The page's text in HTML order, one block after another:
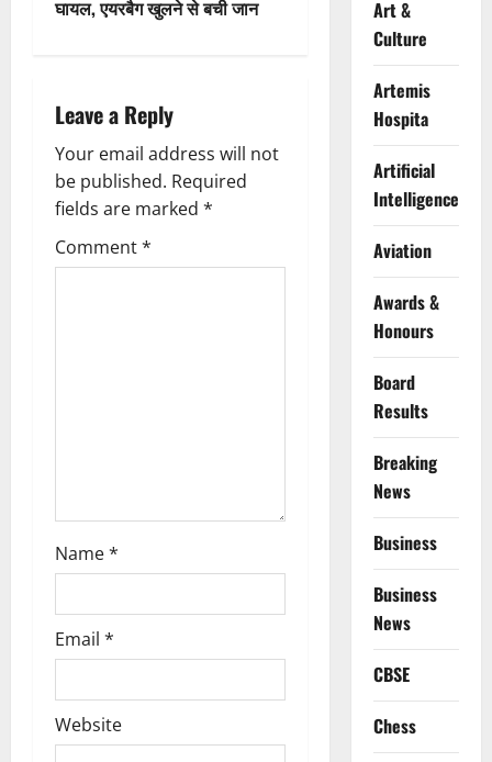
v
i
g
a
घायल, एयरबैग खुलने से बची जान
Leave a Reply
Your email address will not
be published. Required
fields are marked *
Comment*
Name*
Email *
Website
Art &
Culture
Artemis
Hospita
Artificial
Intelligence
Aviation
Awards &
Honours
Board
Results
Breaking
News
Business
Business
News
CBSE
Chess